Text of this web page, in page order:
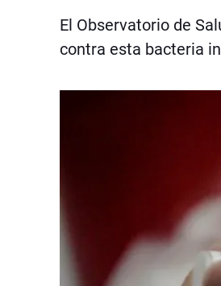
El Observatorio de
contra esta bacteria